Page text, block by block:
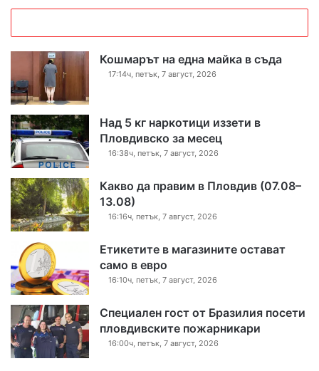
Кошмарът на една майка в съда
17:14ч, петък, 7 август, 2026
Над 5 кг наркотици иззети в
Пловдивско за месец
16:38ч, петък, 7 август, 2026
Какво да правим в Пловдив (07.08–
13.08)
16:16ч, петък, 7 август, 2026
Етикетите в магазините остават
само в евро
16:10ч, петък, 7 август, 2026
Специален гост от Бразилия посети
пловдивските пожарникари
16:00ч, петък, 7 август, 2026